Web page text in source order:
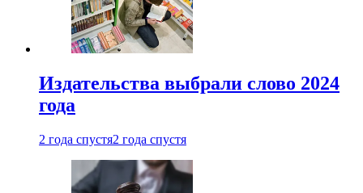
Издательства выбрали слово 2024
года
2 года спустя2 года спустя